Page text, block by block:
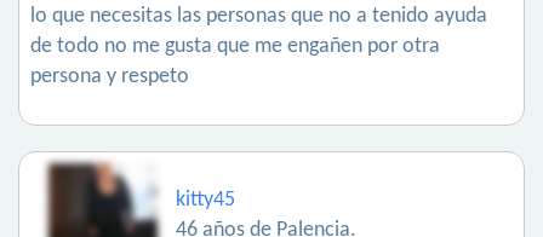
lo que necesitas las personas que no a tenido ayuda
de todo no me gusta que me engañen por otra
persona y respeto
kitty45
46 años de Palencia.